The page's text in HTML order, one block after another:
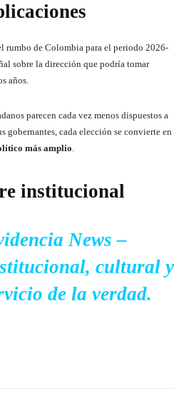
rumbo de Colombia para el periodo 2026-
sobre la dirección que podría tomar
años.
parecen cada vez menos dispuestos a
gobernantes, cada elección se convierte en
más amplio.
institucional
News –
cultural y
de la verdad.